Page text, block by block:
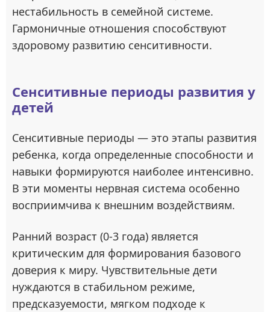
нестабильность в семейной системе.
Гармоничные отношения способствуют
здоровому развитию сенситивности.
Сенситивные периоды развития у
детей
Сенситивные периоды — это этапы развития
ребенка, когда определенные способности и
навыки формируются наиболее интенсивно.
В эти моменты нервная система особенно
восприимчива к внешним воздействиям.
Ранний возраст (0-3 года) является
критическим для формирования базового
доверия к миру. Чувствительные дети
нуждаются в стабильном режиме,
предсказуемости, мягком подходе к